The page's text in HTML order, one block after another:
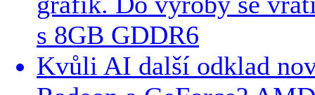
s 8GB GDDR6
Kvůli AI další odklad